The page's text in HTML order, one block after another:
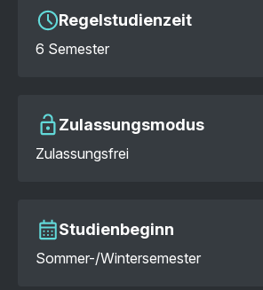
Regelstudienzeit
6 Semester
Zulassungsmodus
Zulassungsfrei
Studienbeginn
Sommer-/Wintersemester